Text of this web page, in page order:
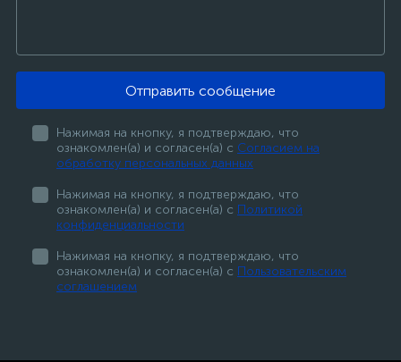
Отправить сообщение
Нажимая на кнопку, я подтверждаю, что
ознакомлен(а) и согласен(а) с Согласием на
обработку персональных данных
Нажимая на кнопку, я подтверждаю, что
ознакомлен(а) и согласен(а) с Политикой
конфиденциальности
Нажимая на кнопку, я подтверждаю, что
ознакомлен(а) и согласен(а) с Пользовательским
соглашением